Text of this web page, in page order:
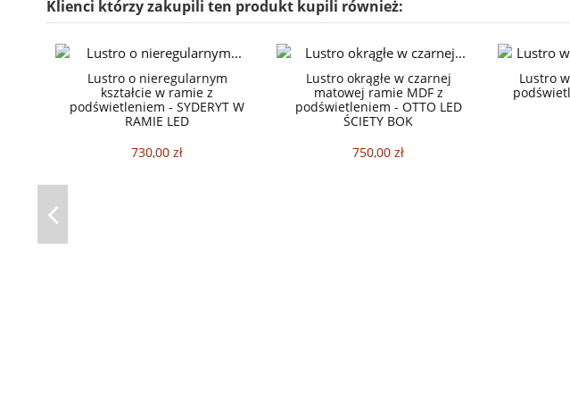
Klienci którzy zakupili ten produkt kupili również:
Lustro o nieregularnym
kształcie w ramie z
podświetleniem - SYDERYT W
RAMIE LED
730,00 zł
Lustro okrągłe w czarnej
matowej ramie MDF z
podświetleniem - OTTO LED
ŚCIETY BOK
750,00 zł
Lustro